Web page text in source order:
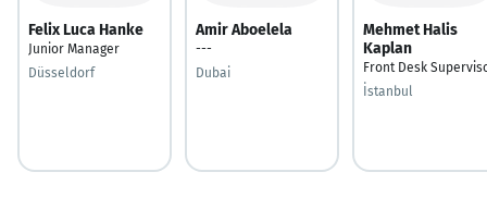
Felix Luca Hanke
Junior Manager
Düsseldorf
Amir Aboelela
---
Dubai
Mehmet Halis
Kaplan
Front Desk
İstanbul